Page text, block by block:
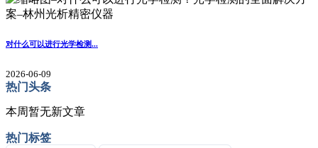
对什么可以进行光学检测...
2026-06-09
热门头条
本周暂无新文章
热门标签